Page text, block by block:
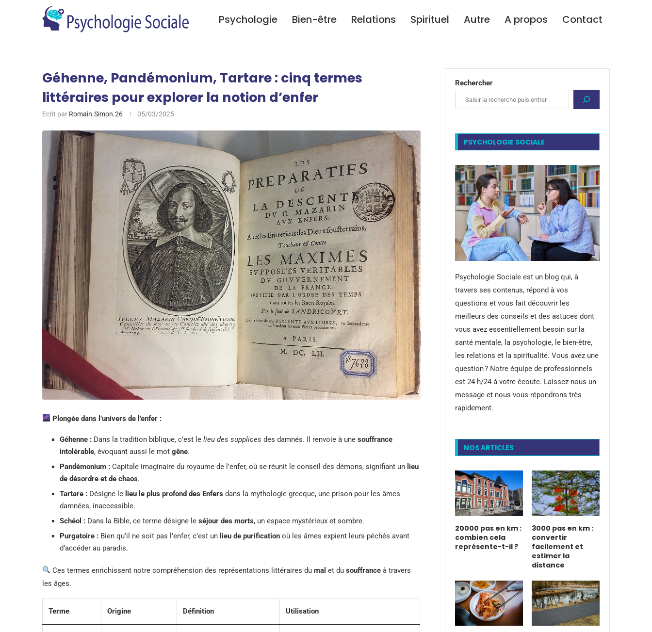
Psychologie Bien-être Relations Spirituel Autre A propos Contact
Géhenne, Pandémonium, Tartare : cinq termes
littéraires pour explorer la notion d’enfer
Ecrit par Romain.Simon.26 05/03/2025
Plongée dans l’univers de l’enfer :
Géhenne : Dans la tradition biblique, c’est le lieu des supplices des damnés. Il renvoie à une souffrance
intolérable, évoquant aussi le mot gêne.
Pandémonium : Capitale imaginaire du royaume de l’enfer, où se réunit le conseil des démons, signifiant un lieu
de désordre et de chaos.
Tartare : Désigne le lieu le plus profond des Enfers dans la mythologie grecque, une prison pour les âmes
damnées, inaccessible.
Schéol : Dans la Bible, ce terme désigne le séjour des morts, un espace mystérieux et sombre.
Purgatoire : Bien qu’il ne soit pas l’enfer, c’est un lieu de purification où les âmes expient leurs péchés avant
d’accéder au paradis.
Ces termes enrichissent notre compréhension des représentations littéraires dumal et dusouffrance à travers
les âges.
Terme Origine Définition Utilisation
Rechercher
PSYCHOLOGIE SOCIALE
Psychologie Sociale est un blog qui, à
travers ses contenus, répond à vos
questions et vous fait découvrir les
meilleurs des conseils et des astuces dont
vous avez essentiellement besoin sur la
santé mentale, la psychologie, le bien-être,
les relations et la spiritualité. Vous avez une
question ? Notre équipe de professionnels
est 24 h/24 à votre écoute. Laissez-nous un
message et nous vous répondrons très
rapidement.
NOS ARTICLES
20000 pas en km :
combien cela
représente-t-il ?
3000 pas en km :
convertir
facilement et
estimer la
distance